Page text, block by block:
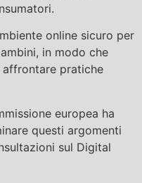
online sicuro per
in modo che
affrontare pratiche
europea ha
questi argomenti
sul Digital